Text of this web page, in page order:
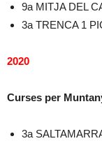
9a MITJA DEL
3a TRENCA 1
2020
Curses per
3a